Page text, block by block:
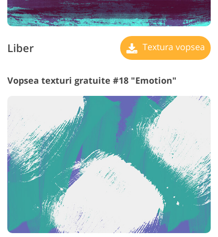
Liber Textura vopsea
Vopsea texturi gratuite #18 "Emotion"